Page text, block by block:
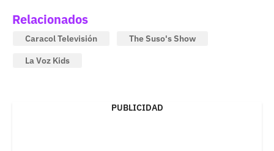
Relacionados
Caracol Televisión
The Suso's Show
La Voz Kids
PUBLICIDAD